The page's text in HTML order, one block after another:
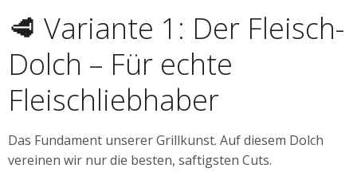
🥩 Variante 1: Der Fleisch-
Dolch – Für echte
Fleischliebhaber
Das Fundament unserer Grillkunst. Auf diesem Dolch
vereinen wir nur die besten, saftigsten Cuts.